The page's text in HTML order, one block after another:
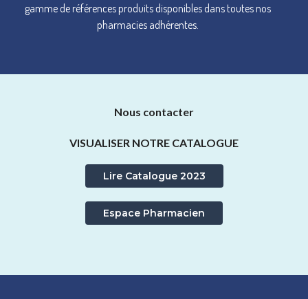
gamme de références produits disponibles dans toutes nos
pharmacies adhérentes.
Nous contacter
VISUALISER NOTRE CATALOGUE
Lire Catalogue 2023
Espace Pharmacien